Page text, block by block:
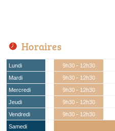
Horaires
Lundi 9h30 - 12h30
Mardi
9h30 - 12h30
Mercredi
9h30 - 12h30
Jeudi
9h30 - 12h30
Vendredi
9h30 - 12h30
Samedi